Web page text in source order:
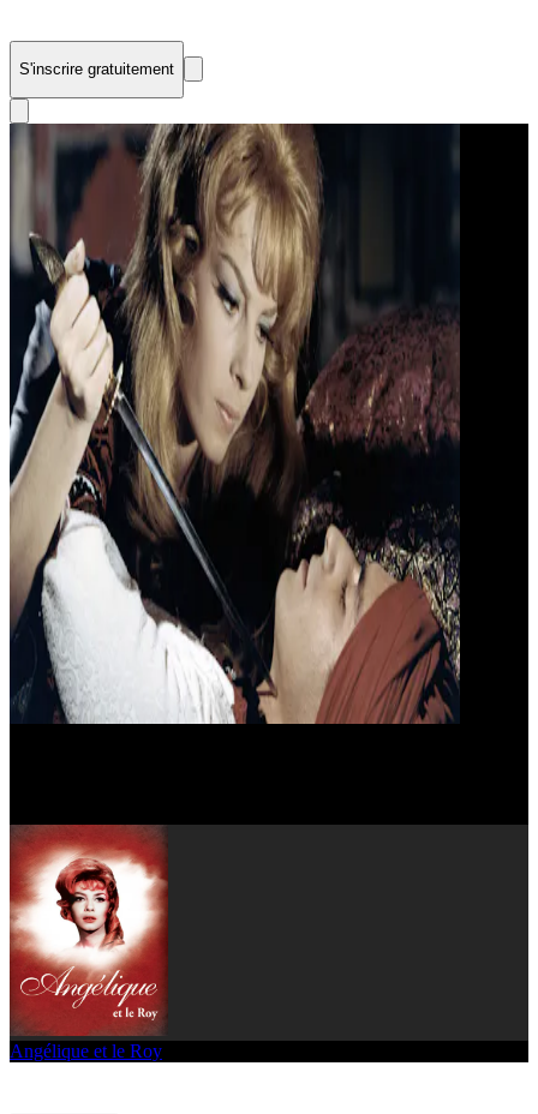
S'inscrire gratuitement
Angélique et le Roy